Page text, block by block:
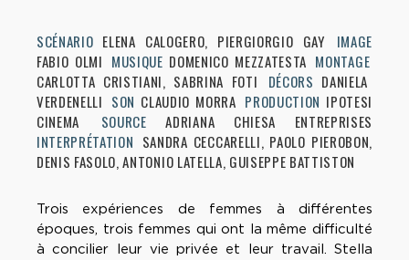
SCÉNARIO ELENA CALOGERO, PIERGIORGIO GAY
IMAGE
FABIO OLMI MUSIQUE DOMENICO MEZZATESTA MONTAGE
CARLOTTA CRISTIANI, SABRINA FOTI
DÉCORS DANIELA
VERDENELLI SON CLAUDIO MORRA PRODUCTION IPOTESI
CINEMA
SOURCE ADRIANA CHIESA ENTREPRISES
INTERPRÉTATION SANDRA CECCARELLI, PAOLO PIEROBON,
DENIS FASOLO, ANTONIO LATELLA, GUISEPPE BATTISTON
Trois expériences de femmes à différentes
époques, trois femmes qui ont la même difficulté
à concilier leur vie privée et leur travail. Stella